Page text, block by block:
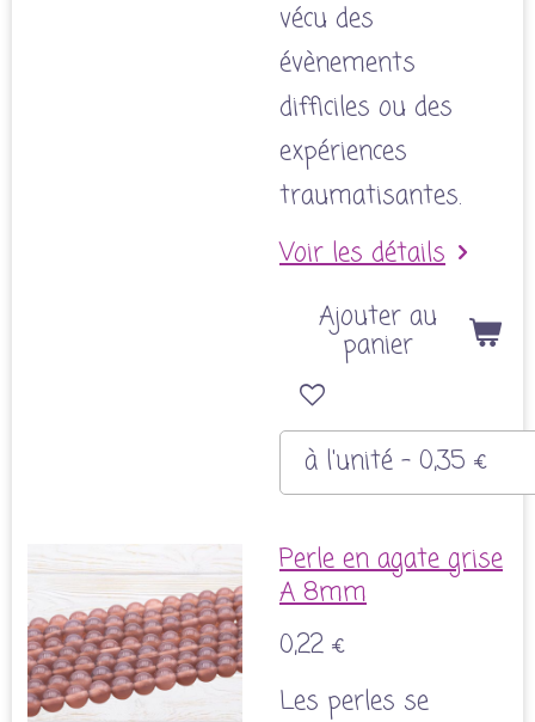
vécu des
évènements
difficiles ou des
expériences
traumatisantes.
Voir les détails
Ajouter au
panier
Perle en agate grise
A 8mm
0,22 €
Les perles se